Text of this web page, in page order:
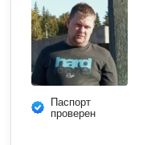
Паспорт
проверен